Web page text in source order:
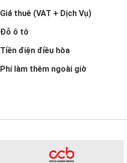
Giá thuê (VAT + Dịch Vụ)
Đỗ ô tô
Tiền điện điều hòa
Phí làm thêm ngoài giờ